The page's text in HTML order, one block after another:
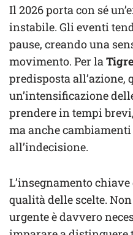
Il 2026 porta con sé
instabile. Gli eventi
pause, creando una
movimento. Per la Tigre
predisposta all’azione,
un’intensificazione
prendere in tempi
ma anche
all’indecisione.
L’insegnamento
qualità delle scelte.
urgente è davvero